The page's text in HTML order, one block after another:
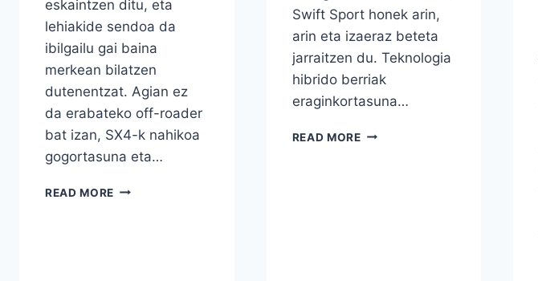
eskaintzen ditu, eta
lehiakide sendoa da
ibilgailu gai baina
merkean bilatzen
dutenentzat. Agian ez
da erabateko off-roader
bat izan, SX4-k nahikoa
gogortasuna eta…
READ MORE SUZUKI
Swift Sport honek arin,
arin eta izaeraz beteta
jarraitzen du. Teknologia
hibrido berriak
eraginkortasuna…
READ MORESUZUKI